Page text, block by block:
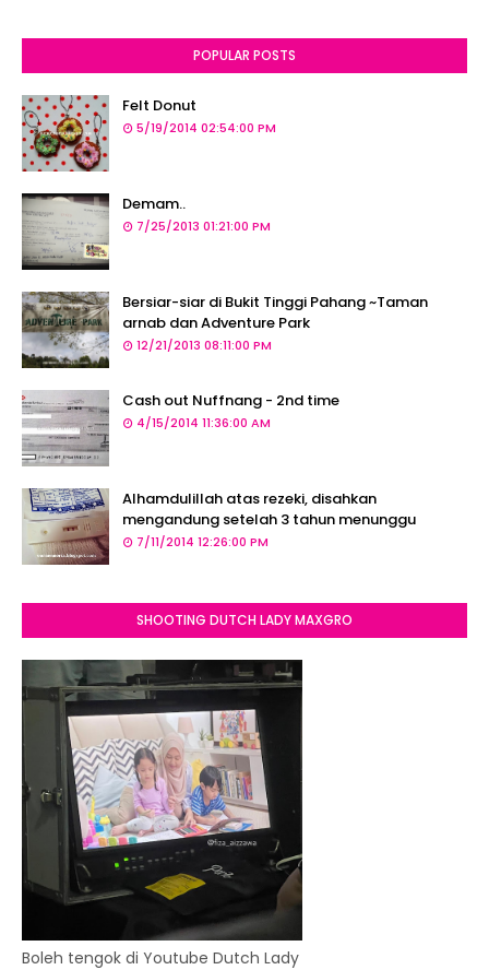
POPULAR POSTS
Felt Donut
5/19/2014 02:54:00 PM
Demam..
7/25/2013 01:21:00 PM
Bersiar-siar di Bukit Tinggi Pahang ~Taman
arnab dan Adventure Park
12/21/2013 08:11:00 PM
Cash out Nuffnang - 2nd time
4/15/2014 11:36:00 AM
Alhamdulillah atas rezeki, disahkan
mengandung setelah 3 tahun menunggu
7/11/2014 12:26:00 PM
SHOOTING DUTCH LADY MAXGRO
Boleh tengok di Youtube Dutch Lady